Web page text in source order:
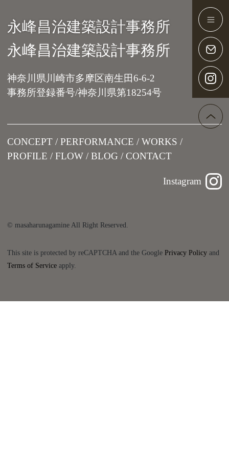
Main Navigation
永峰昌治建築設計事務所
永峰昌治建築設計事務所
神奈川県川崎市多摩区南生田6-6-2
事務所登録番号/神奈川県第18254号
CONCEPT PERFORMANCE
WORKS
PROFILE
FLOW BLOG CONTACT
Instagram
© masaharunagamine All Right Reserved.
This site is protected by reCAPTCHA and the GooglePrivacy Policy and
Terms of Service apply.